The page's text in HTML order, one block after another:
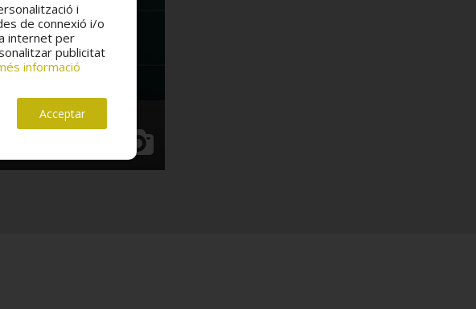
i
de connexió i/o
internet per
publicitat
informació
Acceptar